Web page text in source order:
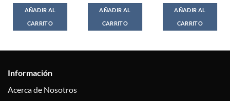
AÑADIR AL
CARRITO
AÑADIR AL
CARRITO
AÑADIR AL
CARRITO
Información
Acerca de Nosotros